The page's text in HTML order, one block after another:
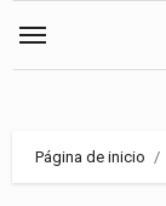
Página de inicio